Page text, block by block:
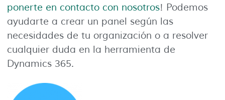
ponerte en contacto con nosotros! Podemos
ayudarte a crear un panel según las
necesidades de tu organización o a resolver
cualquier duda en la herramienta de
Dynamics 365.